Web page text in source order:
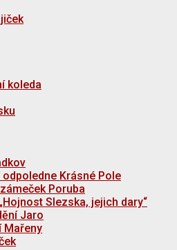
koleda
odpoledne Krásné Pole
Poruba
Slezska, jejich dary“
Jaro
Mařeny